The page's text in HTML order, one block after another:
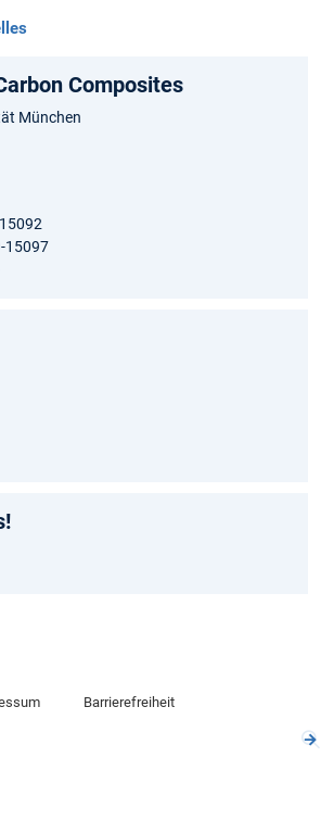
Composites
München
15097
Barrierefreiheit